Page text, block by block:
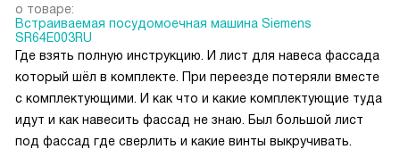
о товаре:
Встраиваемая посудомоечная машина Siemens
SR64E003RU
Где взять полную инструкцию. И лист для навеса фассада
который шёл в комплекте. При переезде потеряли вместе
с комплектующими. И как что и какие комплектующие туда
идут и как навесить фассад не знаю. Был большой лист
под фассад где сверлить и какие винты выкручивать.